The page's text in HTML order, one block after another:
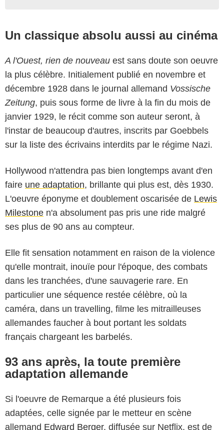
Un classique absolu aussi au cinéma
A l'Ouest, rien de nouveau est sans doute son oeuvre
la plus célèbre. Initialement publié en novembre et
décembre 1928 dans le journal allemand Vossische
Zeitung, puis sous forme de livre à la fin du mois de
janvier 1929, le récit comme son auteur seront, à
l'instar de beaucoup d'autres, inscrits par Goebbels
sur la liste des écrivains interdits par le régime Nazi.
Hollywood n'attendra pas bien longtemps avant d'en
faire une adaptation, brillante qui plus est, dès 1930.
L'oeuvre éponyme et doublement oscarisée de Lewis
Milestone n'a absolument pas pris une ride malgré
ses plus de 90 ans au compteur.
Elle fit sensation notamment en raison de la violence
qu'elle montrait, inouïe pour l'époque, des combats
dans les tranchées, d'une sauvagerie rare. En
particulier une séquence restée célèbre, où la
caméra, dans un travelling, filme les mitrailleuses
allemandes faucher à bout portant les soldats
français chargeant les barbelés.
93 ans après, la toute première
adaptation allemande
Si l'oeuvre de Remarque a été plusieurs fois
adaptées, celle signée par le metteur en scène
allemand Edward Berger, diffusée sur Netflix, est de